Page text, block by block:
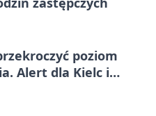
poziom
Alert dla Kielc i